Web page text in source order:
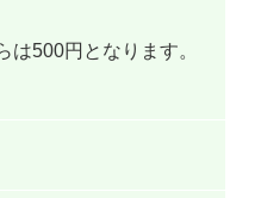
500円となります。